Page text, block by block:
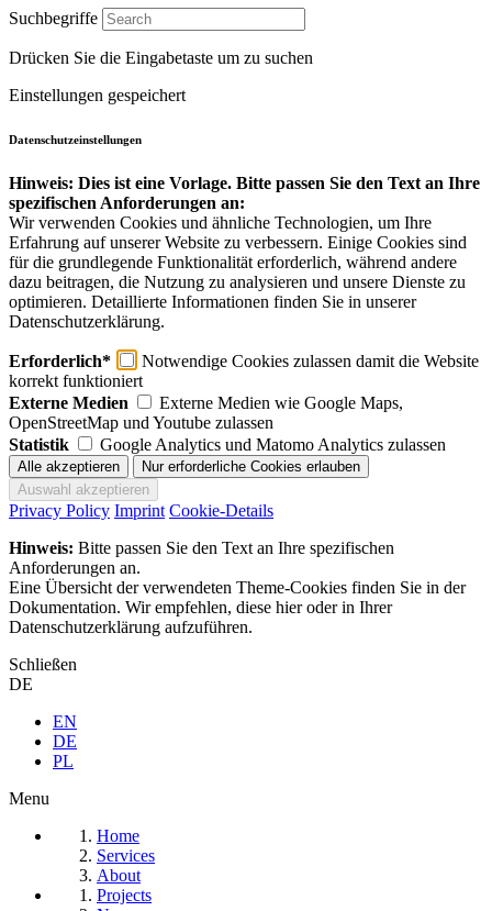
Suchbegriffe
Drücken Sie die Eingabetaste um zu suchen
Einstellungen gespeichert
Datenschutzeinstellungen
Hinweis: Dies ist eine Vorlage. Bitte passen Sie den Text an Ihre
spezifischen Anforderungen an:
Wir verwenden Cookies und ähnliche Technologien, um Ihre
Erfahrung auf unserer Website zu verbessern. Einige Cookies sind
für die grundlegende Funktionalität erforderlich, während andere
dazu beitragen, die Nutzung zu analysieren und unsere Dienste zu
optimieren. Detaillierte Informationen finden Sie in unserer
Datenschutzerklärung.
Erforderlich*
Notwendige Cookies zulassen damit die Website
korrekt funktioniert
Externe Medien
Externe Medien wie Google Maps,
OpenStreetMap und Youtube zulassen
Statistik
Google Analytics und Matomo Analytics zulassen
Privacy Policy Imprint Cookie-Details
Hinweis: Bitte passen Sie den Text an Ihre spezifischen
Anforderungen an.
Eine Übersicht der verwendeten Theme-Cookies finden Sie in der
Dokumentation. Wir empfehlen, diese hier oder in Ihrer
Datenschutzerklärung aufzuführen.
Schließen
DE
EN
DE
PL
Menu
Home
Services
About
Projects